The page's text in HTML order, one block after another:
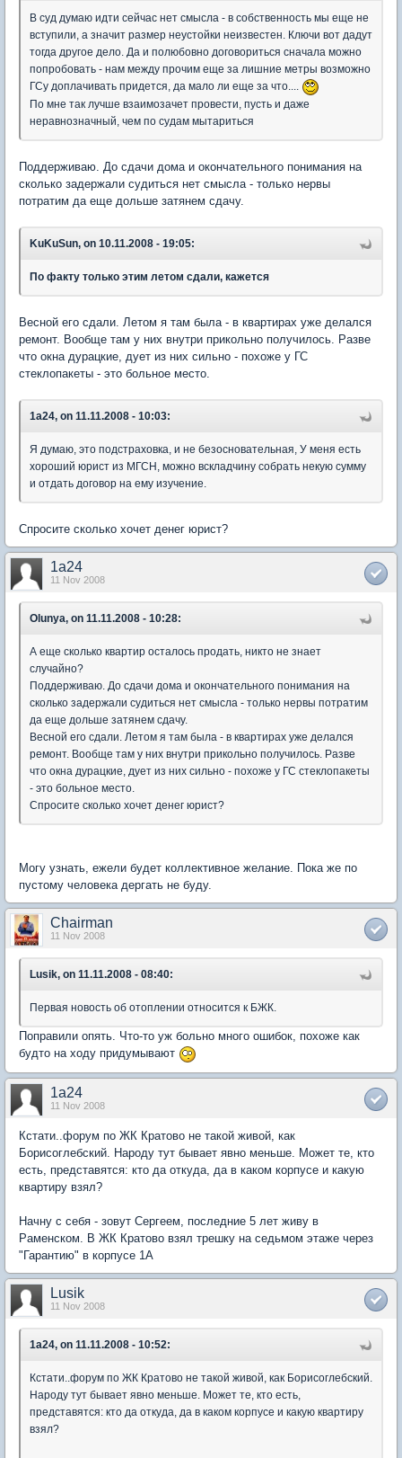
В суд думаю идти сейчас нет смысла - в собственность мы еще не
вступили, а значит размер неустойки неизвестен. Ключи вот дадут
тогда другое дело. Да и полюбовно договориться сначала можно
попробовать - нам между прочим еще за лишние метры возможно
ГСу доплачивать придется, да мало ли еще за что....
По мне так лучше взаимозачет провести, пусть и даже
неравнозначный, чем по судам мытариться
Поддерживаю. До сдачи дома и окончательного понимания на
сколько задержали судиться нет смысла - только нервы
потратим да еще дольше затянем сдачу.
KuKuSun, on 10.11.2008 - 19:05:
По факту только этим летом сдали, кажется
Весной его сдали. Летом я там была - в квартирах уже делался
ремонт. Вообще там у них внутри прикольно получилось. Разве
что окна дурацкие, дует из них сильно - похоже у ГС
стеклопакеты - это больное место.
1a24, on 11.11.2008 - 10:03:
Я думаю, это подстраховка, и не безосновательная, У меня есть
хороший юрист из МГСН, можно вскладчину собрать некую сумму
и отдать договор на ему изучение.
Спросите сколько хочет денег юрист?
1a24
11 Nov 2008
Olunya, on 11.11.2008 - 10:28:
А еще сколько квартир осталось продать, никто не знает
случайно?
Поддерживаю. До сдачи дома и окончательного понимания на
сколько задержали судиться нет смысла - только нервы потратим
да еще дольше затянем сдачу.
Весной его сдали. Летом я там была - в квартирах уже делался
ремонт. Вообще там у них внутри прикольно получилось. Разве
что окна дурацкие, дует из них сильно - похоже у ГС стеклопакеты
- это больное место.
Спросите сколько хочет денег юрист?
Могу узнать, ежели будет коллективное желание. Пока же по
пустому человека дергать не буду.
Chairman
11 Nov 2008
Lusik, on 11.11.2008 - 08:40:
Первая новость об отоплении относится к БЖК.
Поправили опять. Что-то уж больно много ошибок, похоже как
будто на ходу придумывают
1a24
11 Nov 2008
Кстати..форум по ЖК Кратово не такой живой, как
Борисоглебский. Народу тут бывает явно меньше. Может те, кто
есть, представятся: кто да откуда, да в каком корпусе и какую
квартиру взял?
Начну с себя - зовут Сергеем, последние 5 лет живу в
Раменском. В ЖК Кратово взял трешку на седьмом этаже через
"Гарантию" в корпусе 1А
Lusik
11 Nov 2008
1a24, on 11.11.2008 - 10:52:
Кстати..форум по ЖК Кратово не такой живой, как Борисоглебский.
Народу тут бывает явно меньше. Может те, кто есть,
представятся: кто да откуда, да в каком корпусе и какую квартиру
взял?